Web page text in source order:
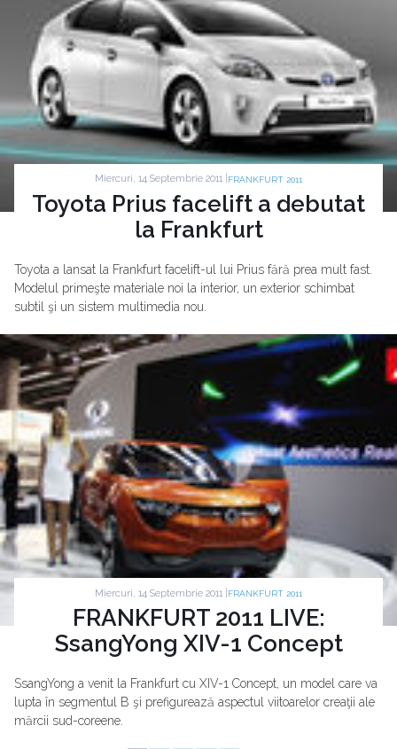
Miercuri, 14 Septembrie 2011 | FRANKFURT 2011
Toyota Prius facelift a debutat
la Frankfurt
Toyota a lansat la Frankfurt facelift-ul lui Prius fără prea mult fast.
Modelul primeşte materiale noi la interior, un exterior schimbat
subtil şi un sistem multimedia nou.
Miercuri, 14 Septembrie 2011 | FRANKFURT 2011
FRANKFURT 2011 LIVE:
SsangYong XIV-1 Concept
SsangYong a venit la Frankfurt cu XIV-1 Concept, un model care va
lupta în segmentul B şi prefigurează aspectul viitoarelor creaţii ale
mărcii sud-coreene.